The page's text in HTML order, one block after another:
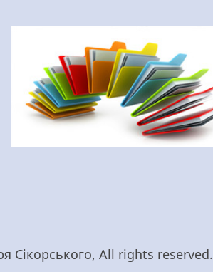
Сікорського, All rights reserved.